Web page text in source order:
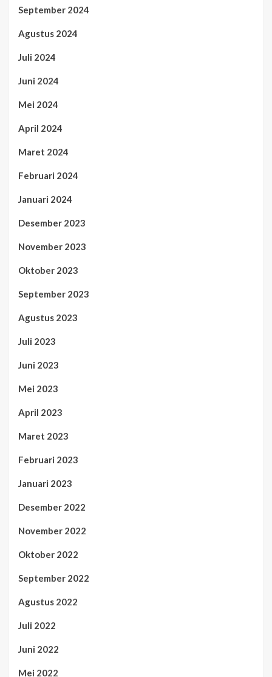
September 2024
Agustus 2024
Juli 2024
Juni 2024
Mei 2024
April 2024
Maret 2024
Februari 2024
Januari 2024
Desember 2023
November 2023
Oktober 2023
September 2023
Agustus 2023
Juli 2023
Juni 2023
Mei 2023
April 2023
Maret 2023
Februari 2023
Januari 2023
Desember 2022
November 2022
Oktober 2022
September 2022
Agustus 2022
Juli 2022
Juni 2022
Mei 2022